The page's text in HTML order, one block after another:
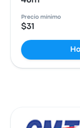
Precio mínimo
$31